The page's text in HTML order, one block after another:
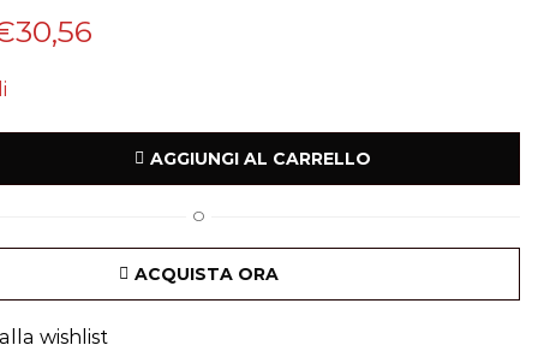
30,56
AGGIUNGI AL CARRELLO
O
ACQUISTA ORA
wishlist